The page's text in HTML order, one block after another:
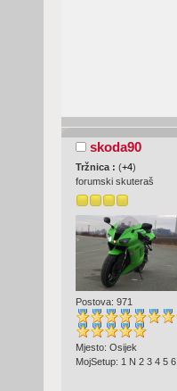
skoda90
Tržnica : (+4)
forumski skuteraš
Postova: 971
Mjesto: Osijek
MojSetup: 1 N 2 3 4 5 6